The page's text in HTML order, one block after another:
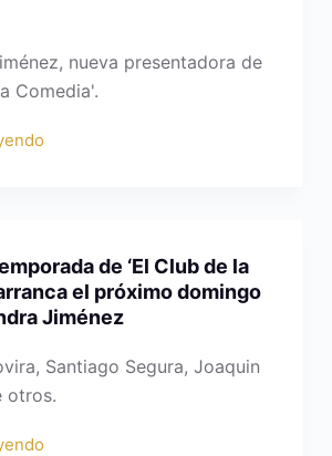
nueva presentadora de
Comedia'.
de ‘El Club de la
el próximo domingo
Jiménez
Santiago Segura, Joaquin
otros.